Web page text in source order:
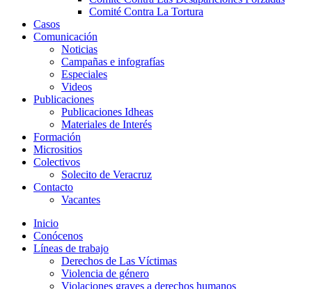
Comité Contra La Tortura​
Casos
Comunicación
Noticias
Campañas e infografías
Especiales
Videos
Publicaciones
Publicaciones Idheas
Materiales de Interés
Formación
Micrositios
Colectivos
Solecito de Veracruz
Contacto
Vacantes
Inicio
Conócenos
Líneas de trabajo
Derechos de Las Víctimas
Violencia de género
Violaciones graves a derechos humanos